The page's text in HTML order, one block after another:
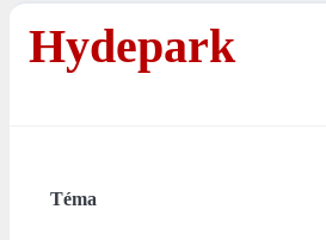
Hydepark
Téma